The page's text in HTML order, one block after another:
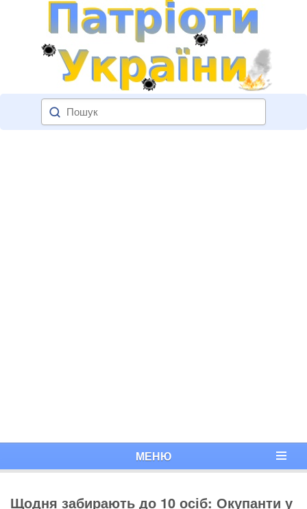
МЕНЮ
Щодня забирають до 10 осіб: Окупанти у